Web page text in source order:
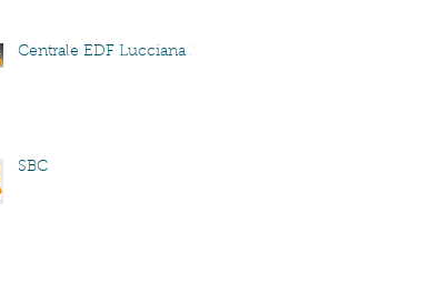
Centrale EDF Lucciana B
SBC